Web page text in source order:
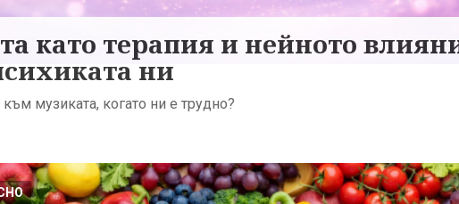
като терапия и нейното
ни
музиката, когато ни е трудно?